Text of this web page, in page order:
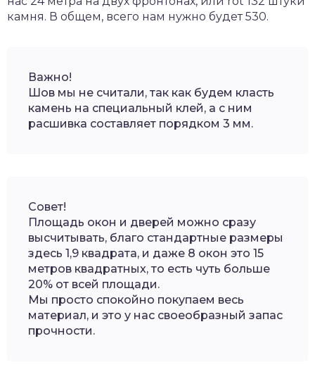
камня. В общем, всего нам нужно будет 530.
Важно!
Шов мы не считали, так как будем класть
камень на специальный клей, а с ним
расшивка составляет порядком 3 мм.
Совет!
Площадь окон и дверей можно сразу
высчитывать, благо стандартные размеры
здесь 1,9 квадрата, и даже 8 окон это 15
метров квадратных, то есть чуть больше
20% от всей площади.
Мы просто спокойно покупаем весь
материал, и это у нас своеобразный запас
прочности.